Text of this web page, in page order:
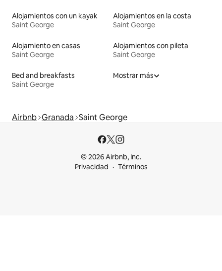
Alojamientos con un kayak
Saint George
Alojamientos en la costa
Saint George
Alojamiento en casas
Saint George
Alojamientos con pileta
Saint George
Bed and breakfasts
Saint George
Mostrar más
Airbnb Granada Saint George
© 2026 Airbnb, Inc.
Privacidad
Términos